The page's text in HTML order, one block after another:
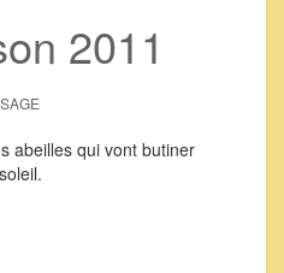
2011
SAGE
abeilles qui vont butiner